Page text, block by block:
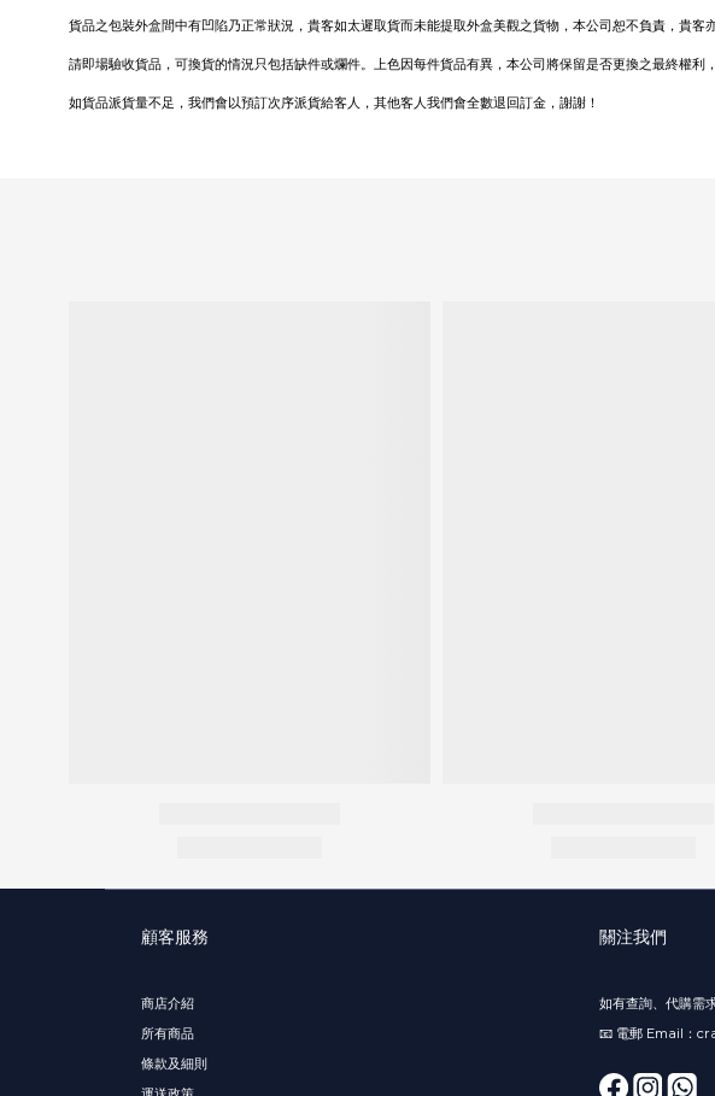
貨品之包裝外盒間中有凹陷乃正常狀況，貴客如太遲取貨而未能提取外盒美觀之貨物，本公司恕不負責，貴客
請即場驗收貨品，可換貨的情況只包括缺件或爛件。上色因每件貨品有異，本公司將保留是否更換之最終權利
如貨品派貨量不足，我們會以預訂次序派貨給客人，其他客人我們會全數退回訂金，謝謝！
顧客服務
商店介紹
所有商品
條款及細則
關注我們
如有查詢、代購需
📧 電郵 Email：